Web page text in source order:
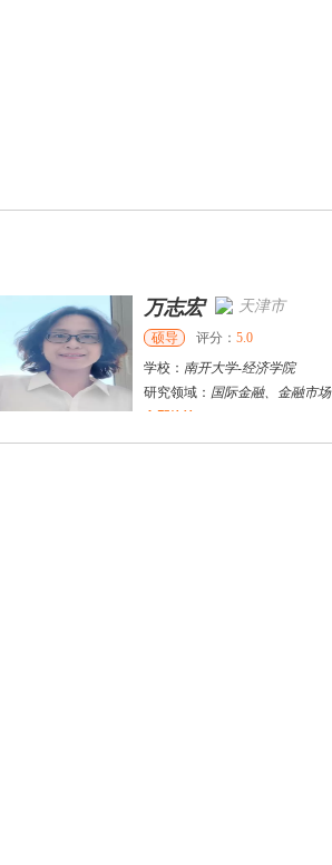
万志宏 天津市
硕导 评分： 5.0
学校： 南开大学-经济学院
研究领域： 国际金融、金融市场
立即咨询
杜** 黄浦区